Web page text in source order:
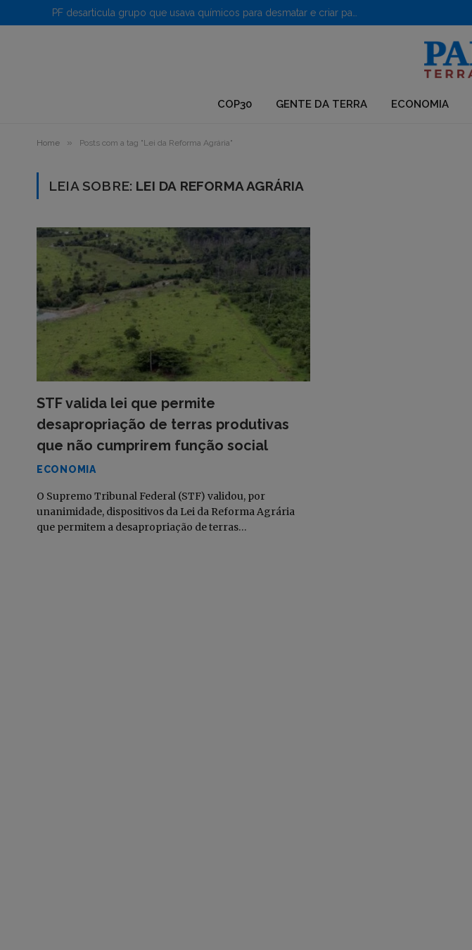
COP30 GENTE DA TERRA ECONOMIA
Home » Posts com a tag "Lei da Reforma Agrária"
LEIA SOBRE: LEI DA REFORMA AGRÁRIA
STF valida lei que permite
desapropriação de terras produtivas
que não cumprirem função social
ECONOMIA
O Supremo Tribunal Federal (STF) validou, por
unanimidade, dispositivos da Lei da Reforma Agrária
que permitem a desapropriação de terras…